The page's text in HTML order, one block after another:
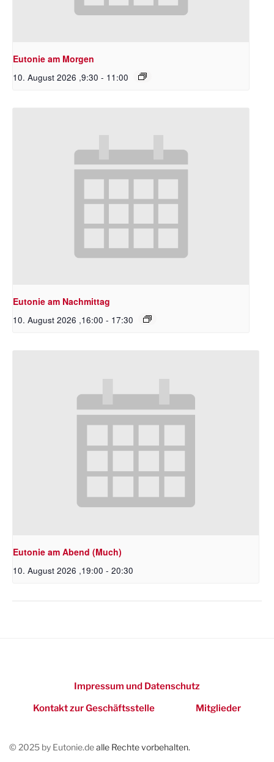
Eutonie am Morgen
10. August 2026 ,9:30 - 11:00
Eutonie am Nachmittag
10. August 2026 ,16:00 - 17:30
Eutonie am Abend (Much)
10. August 2026 ,19:00 - 20:30
Impressum und Datenschutz
Kontakt zur Geschäftsstelle
Mitglieder
© 2025 by Eutonie.dealle Rechte vorbehalten.